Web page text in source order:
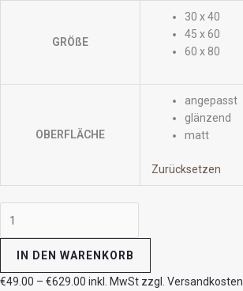
GRÖßE
30 x 40
45 x 60
60 x 80
OBERFLÄCHE
angepasst
glänzend
matt
Zurücksetzen
IN DEN WARENKORB
€49.00 – €629.00 inkl. MwSt zzgl. Versandkosten